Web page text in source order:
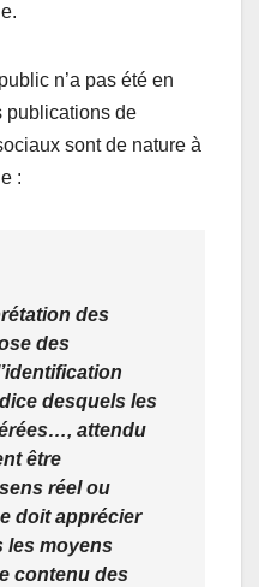
n’a pas été en
publications de
sont de nature à
:
des
des
desquels les
attendu
être
réel ou
doit apprécier
les moyens
contenu des